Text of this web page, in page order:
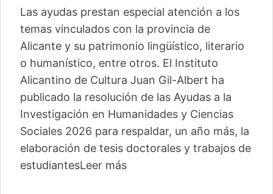
Las ayudas prestan especial atención a los
temas vinculados con la provincia de
Alicante y su patrimonio lingüístico, literario
o humanístico, entre otros. El Instituto
Alicantino de Cultura Juan Gil-Albert ha
publicado la resolución de las Ayudas a la
Investigación en Humanidades y Ciencias
Sociales 2026 para respaldar, un año más, la
elaboración de tesis doctorales y trabajos de
estudiantesLeer más